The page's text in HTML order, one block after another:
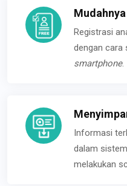
Registrasi
dengan cara
smartphone.
Informasi
dalam
melakukan